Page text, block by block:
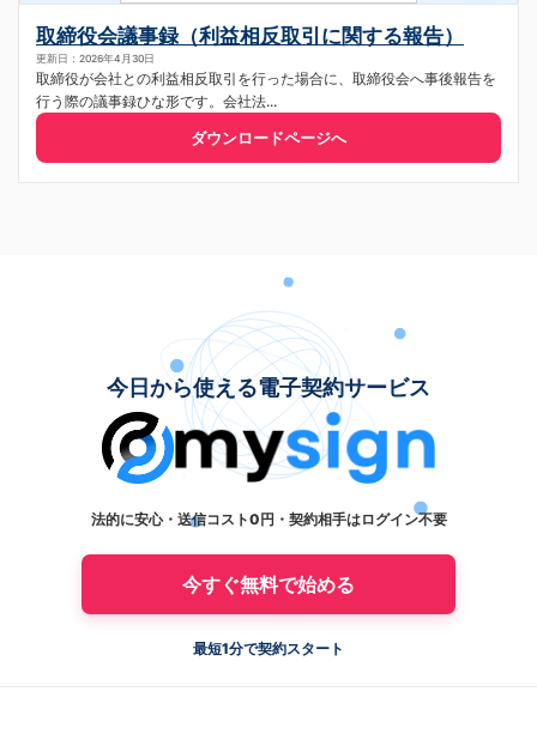
取締役会議事録（利益相反取引に関する報告）
更新日：2026年4月30日
取締役が会社との利益相反取引を行った場合に、取締役会へ事後報告を
行う際の議事録ひな形です。会社法...
ダウンロードページへ
今日から使える電子契約サービス
法的に安心・送信コスト0円・契約相手はログイン不要
今すぐ無料で始める
最短1分で契約スタート